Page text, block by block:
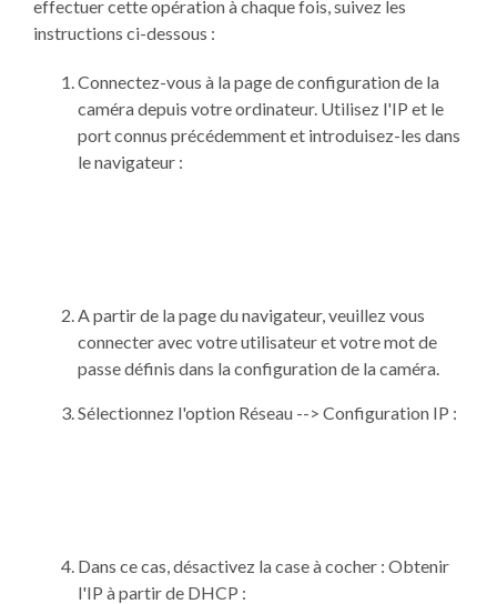
effectuer cette opération à chaque fois, suivez les
instructions ci-dessous :
Connectez-vous à la page de configuration de la
caméra depuis votre ordinateur. Utilisez l'IP et le
port connus précédemment et introduisez-les dans
le navigateur :
A partir de la page du navigateur, veuillez vous
connecter avec votre utilisateur et votre mot de
passe définis dans la configuration de la caméra.
Sélectionnez l'option Réseau --> Configuration IP :
Dans ce cas, désactivez la case à cocher : Obtenir
l'IP à partir de DHCP :